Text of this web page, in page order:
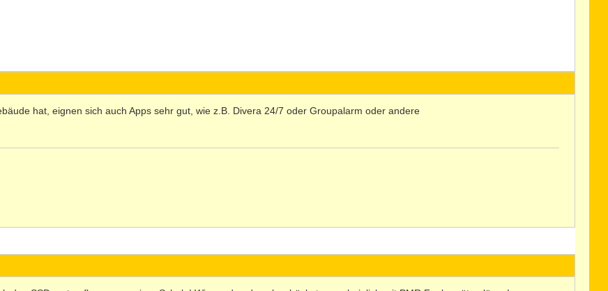
hat, eignen sich auch Apps sehr gut, wie z.B. Divera 24/7 oder Groupalarm oder andere